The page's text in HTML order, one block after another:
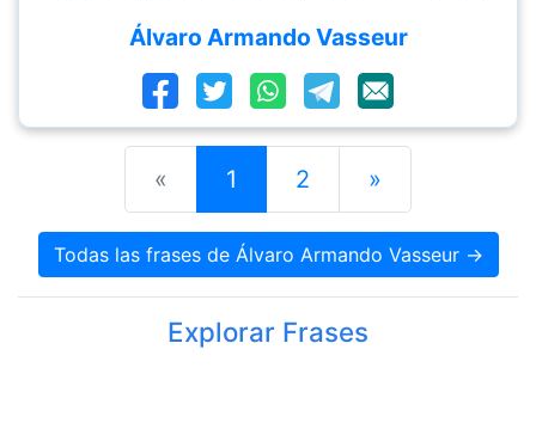
Álvaro Armando Vasseur
« 1 2 »
Todas las frases de Álvaro Armando Vasseur →
Explorar Frases